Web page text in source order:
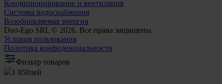
Кондиционирование и вентиляция
Системы водоснабжения
Возобновляемая энергия
Duo-Ego SRL © 2026. Все права защищены.
Условия пользования
Политика конфиденциальности
Фильтр товаров
1 850лей